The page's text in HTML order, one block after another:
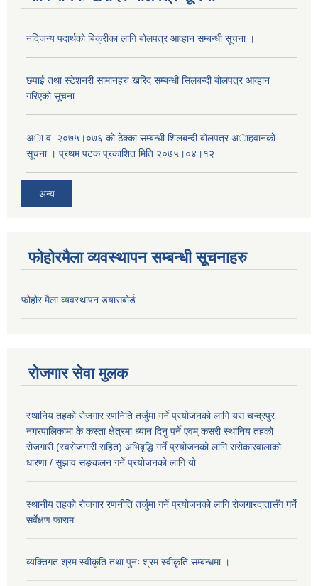
नदिजन्य पदार्थको बिक्रीका लागि बोलपत्र आव्हान सम्बन्धी सूचना ।
छपाई तथा स्टेशनरी सामानहरु खरिद सम्बन्धी सिलबन्दी बोलपत्र आव्हान
गरिएको सूचना
अा.व. २०७५।०७६ काे ठेक्का सम्बन्धी शिलबन्दी बाेलपत्र अाहवानकाे
सूचना । प्रथम पटक प्रकाशित मिति २०७५।०४।१२
अन्य
फोहोरमैला व्यवस्थापन सम्बन्धी सूचनाहरु
फोहोर मैला व्यवस्थापन डयासबोर्ड
रोजगार सेवा मुलक
स्थानिय तहको रोजगार रणनिति तर्जुमा गर्ने प्रयोजनको लागि यस चन्द्रपुर
नगरपालिकामा के कस्ता क्षेत्रमा ध्यान दिनु पर्ने एवम् कसरी स्थानिय तहको
रोजगारी (स्वरोजगारी सहित) अभिबृद्धि गर्ने प्रयोजनको लागि सरोकारवालाको
धारणा / सुझाव सङ्कलन गर्ने प्रयोजनको लागि यो
स्थानीय तहको रोजगार रणनीति तर्जुमा गर्ने प्रयोजनको लागि रोजगारदातासँग गर्ने
सर्वेक्षण फाराम
व्यक्तिगत श्रम स्वीकृति तथा पुनः श्रम स्वीकृति सम्बन्धमा ।